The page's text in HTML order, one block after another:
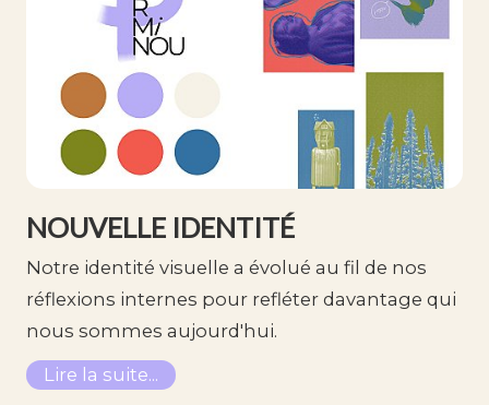
NOUVELLE IDENTITÉ
Notre identité visuelle a évolué au fil de nos
réflexions internes pour refléter davantage qui
nous sommes aujourd'hui.
Lire la suite...